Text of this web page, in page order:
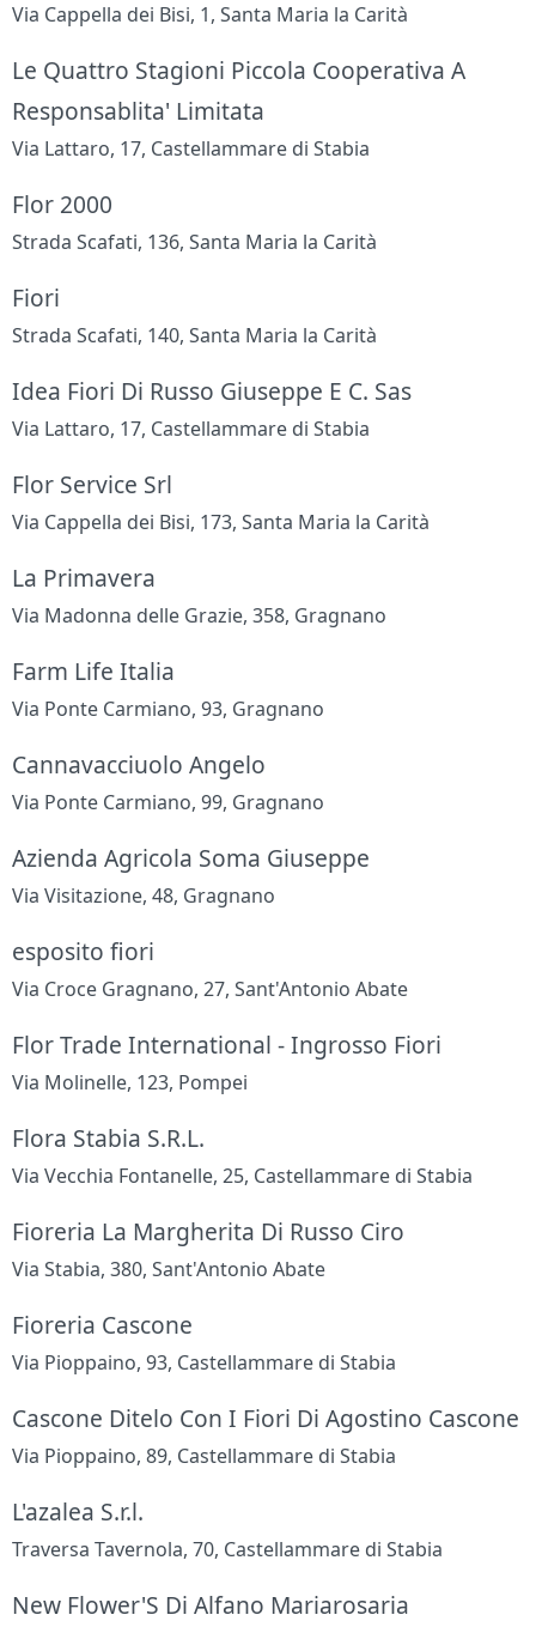
Via Cappella dei Bisi, 1, Santa Maria la Carità
Le Quattro Stagioni Piccola Cooperativa A
Responsablita' Limitata
Via Lattaro, 17, Castellammare di Stabia
Flor 2000
Strada Scafati, 136, Santa Maria la Carità
Fiori
Strada Scafati, 140, Santa Maria la Carità
Idea Fiori Di Russo Giuseppe E C. Sas
Via Lattaro, 17, Castellammare di Stabia
Flor Service Srl
Via Cappella dei Bisi, 173, Santa Maria la Carità
La Primavera
Via Madonna delle Grazie, 358, Gragnano
Farm Life Italia
Via Ponte Carmiano, 93, Gragnano
Cannavacciuolo Angelo
Via Ponte Carmiano, 99, Gragnano
Azienda Agricola Soma Giuseppe
Via Visitazione, 48, Gragnano
esposito fiori
Via Croce Gragnano, 27, Sant'Antonio Abate
Flor Trade International - Ingrosso Fiori
Via Molinelle, 123, Pompei
Flora Stabia S.R.L.
Via Vecchia Fontanelle, 25, Castellammare di Stabia
Fioreria La Margherita Di Russo Ciro
Via Stabia, 380, Sant'Antonio Abate
Fioreria Cascone
Via Pioppaino, 93, Castellammare di Stabia
Cascone Ditelo Con I Fiori Di Agostino Cascone
Via Pioppaino, 89, Castellammare di Stabia
L'azalea S.r.l.
Traversa Tavernola, 70, Castellammare di Stabia
New Flower'S Di Alfano Mariarosaria